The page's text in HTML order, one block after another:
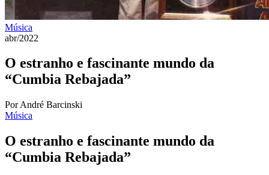
Música
abr/2022
O estranho e fascinante mundo da
“Cumbia Rebajada”
Por André Barcinski
Música
O estranho e fascinante mundo da
“Cumbia Rebajada”